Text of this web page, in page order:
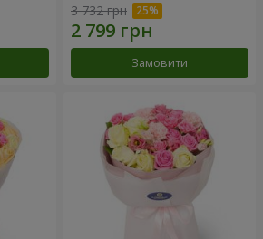
3 732 грн
Замовити